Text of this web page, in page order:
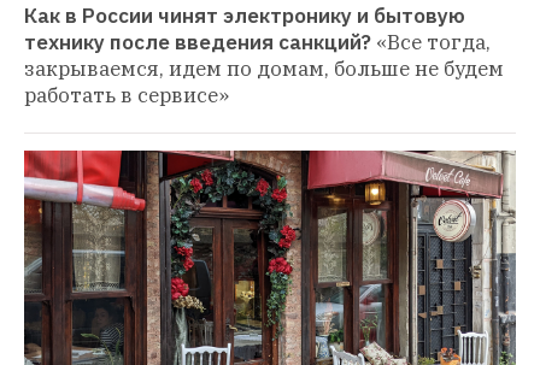
Как в России чинят электронику и бытовую
технику после введения санкций? «Все тогда,
закрываемся, идем по домам, больше не будем
работать в сервисе»